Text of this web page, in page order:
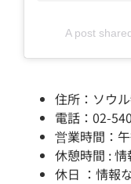
A post
住所：ソウ
電話：02-
営業時間：
休憩時間 : 情
休日 ：情報